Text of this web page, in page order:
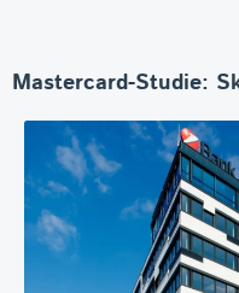
Mastercard-Studie: